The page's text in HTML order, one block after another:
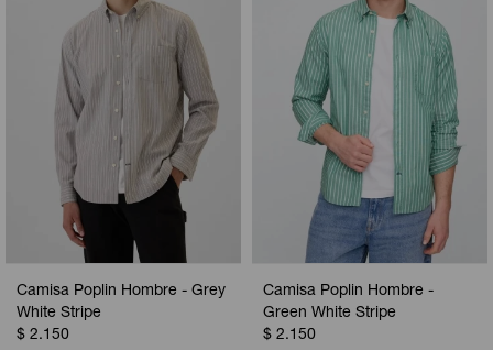
Camisa Poplin Hombre - Grey
White Stripe
$ 2.150
Camisa Poplin Hombre -
Green White Stripe
$ 2.150